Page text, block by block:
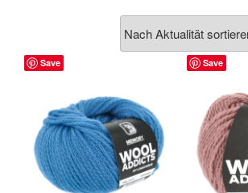
sortiert
Save Save